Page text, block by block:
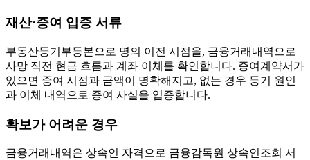
재산·증여 입증 서류
부동산등기부등본으로 명의 이전 시점을, 금융거래내역으로
사망 직전 현금 흐름과 계좌 이체를 확인합니다. 증여계약서가
있으면 증여 시점과 금액이 명확해지고, 없는 경우 등기 원인
과 이체 내역으로 증여 사실을 입증합니다.
확보가 어려운 경우
금융거래내역은 상속인 자격으로 금융감독원 상속인조회 서